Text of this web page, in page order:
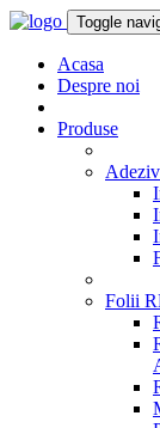
Toggle
Acasa
Despre noi
Produse
Folii